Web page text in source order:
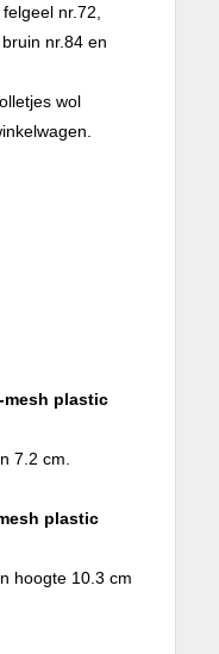
nr.72,
nr.84 en
wol
mesh plastic
7.2 cm.
plastic
hoogte 10.3 cm